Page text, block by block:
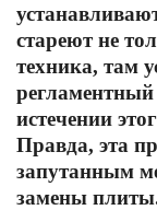
стареют не
техника, там
истечении
Правда, эта
запутанным
замены